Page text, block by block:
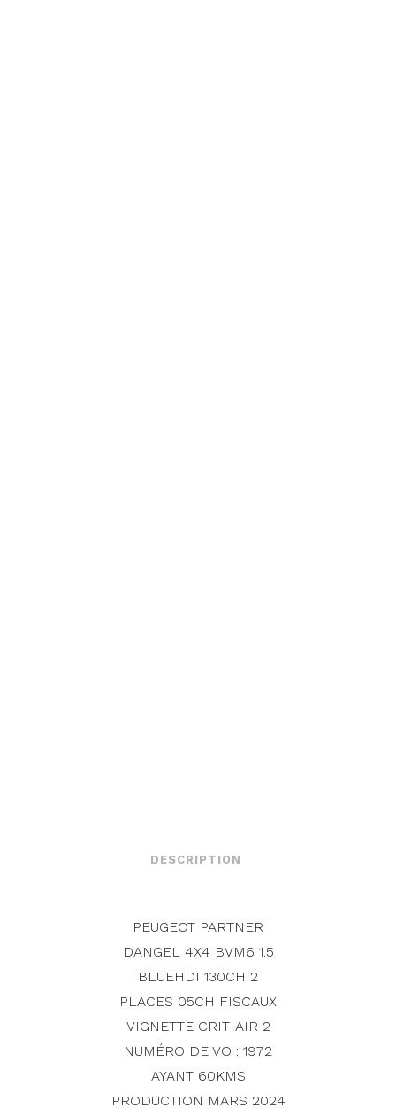
DESCRIPTION
PEUGEOT PARTNER
DANGEL 4X4 BVM6 1.5
BLUEHDI 130CH 2
PLACES 05CH FISCAUX
VIGNETTE CRIT-AIR 2
NUMÉRO DE VO : 1972
AYANT 60KMS
PRODUCTION MARS 2024